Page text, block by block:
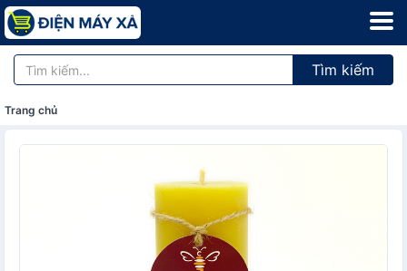
Tìm kiếm
Trang chủ